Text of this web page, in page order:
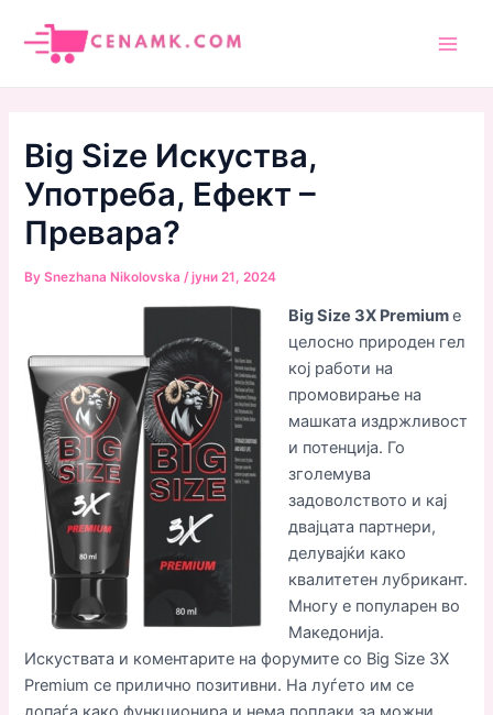
content
Big Size Искуства,
Употреба, Ефект –
Превара?
BySnezhana Nikolovska /јуни 21, 2024
Big Size 3X Premiumе
целосно природен гел
кој работи на
промовирање на
машката издржливост
и потенција. Го
зголемува
задоволството и кај
двајцата партнери,
делувајќи како
квалитетен лубрикант.
Многу е популарен во
Македонија.
Искуствата и коментарите на форумите со Big Size 3X
Premium се прилично позитивни. На луѓето им се